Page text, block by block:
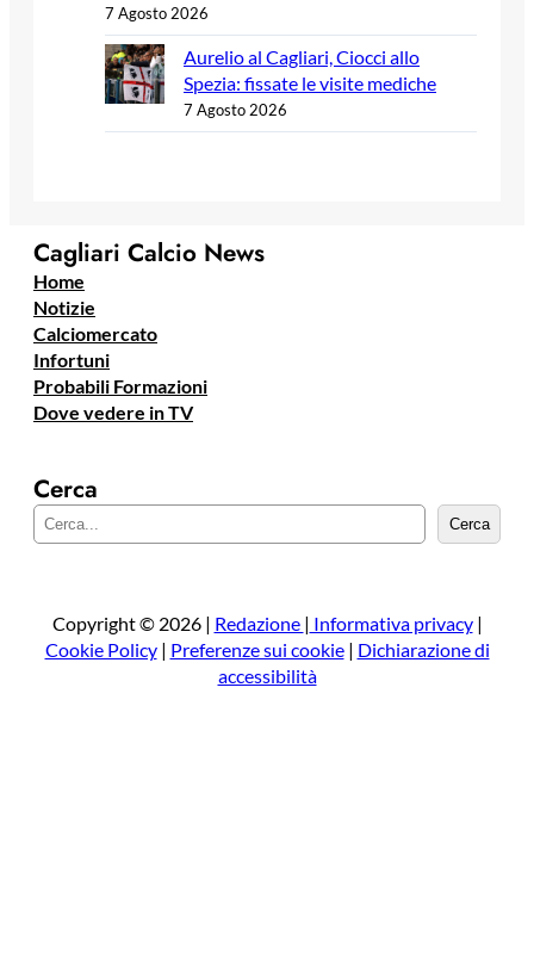
7 Agosto 2026
Aurelio al Cagliari, Ciocci allo
Spezia: fissate le visite mediche
7 Agosto 2026
Cagliari Calcio News
Home
Notizie
Calciomercato
Infortuni
Probabili Formazioni
Dove vedere in TV
Cerca
e
a
Cerca
Copyright © 2026 | Redazione | Informativa privacy|
Cookie Policy| Preferenze sui cookie| Dichiarazione di
accessibilità